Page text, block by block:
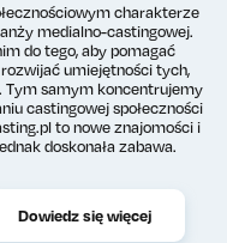
charakterze
medialno-castingowej.
do tego, aby pomagać
umiejętności tych,
Tym samym koncentrujemy
castingowej społeczności
to nowe znajomości i
doskonała zabawa.
Dowiedz się więcej